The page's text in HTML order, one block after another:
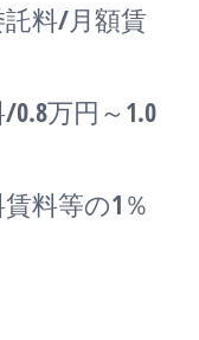
料/月額賃
万円～1.0
料等の1％